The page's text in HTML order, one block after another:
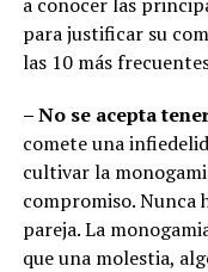
para justificar su
las 10 más
– No se acepta
comete una
cultivar la
compromiso. Nunca
pareja. La
que una molestia,